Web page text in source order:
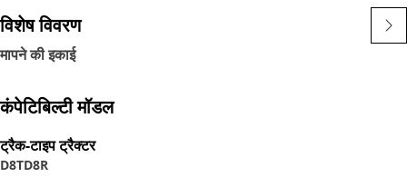
विशेष विवरण
मापने की इकाई
कंपेटिबिल्टी मॉडल
ट्रैक-टाइप ट्रैक्टर
D8TD8R